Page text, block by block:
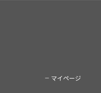
マイページ